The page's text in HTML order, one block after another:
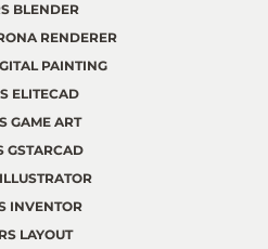
BLENDER
RENDERER
PAINTING
ELITECAD
GAME ART
GSTARCAD
INVENTOR
LAYOUT